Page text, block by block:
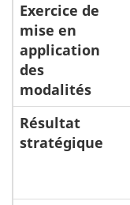
Exercice de
mise en
application
des
modalités
Résultat
stratégique